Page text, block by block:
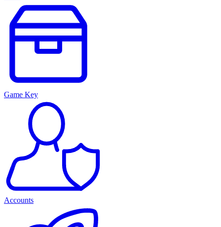
Game Key
Accounts